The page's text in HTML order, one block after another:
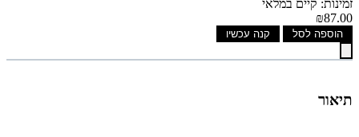
זמינות: קיים במלאי
₪87.00
הוספה לסל קנה עכשיו
תיאור